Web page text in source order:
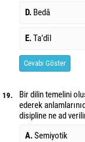
D. Bedâ
E.Ta’dîl
Cevabı Göster
19.
Bir dilin temelini
ederek anlamlarını
disipline ne ad
A.Semiyotik